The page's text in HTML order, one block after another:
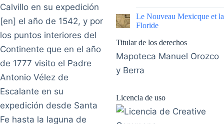
Calvillo en su expedición
[en] el año de 1542, y por
los puntos interiores del
Continente que en el año
de 1777 visito el Padre
Antonio Vélez de
Escalante en su
expedición desde Santa
Fe hasta la laguna de
|
Le Nouveau Mexicque et la
Floride
Titular de los derechos
Mapoteca Manuel Orozco
y Berra
Licencia de uso